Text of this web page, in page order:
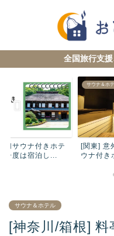
全国旅行支
切サウナ付きホテ
一度は宿泊し...
サウナ＆ホ
[関東] 意
ウナ付き
サウナ＆ホテル
[神奈川/箱根]